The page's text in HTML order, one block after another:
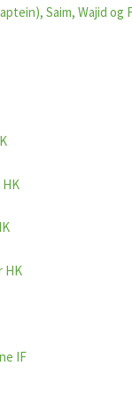
Saim, Wajid og
HK
IF